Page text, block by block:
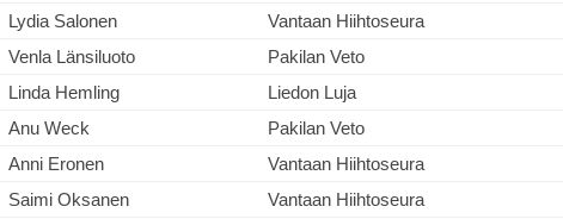
Lydia Salonen Vantaan Hiihtoseura
Venla Länsiluoto Pakilan Veto
Linda Hemling Liedon Luja
Anu Weck Pakilan Veto
Anni Eronen Vantaan Hiihtoseura
Saimi Oksanen Vantaan Hiihtoseura